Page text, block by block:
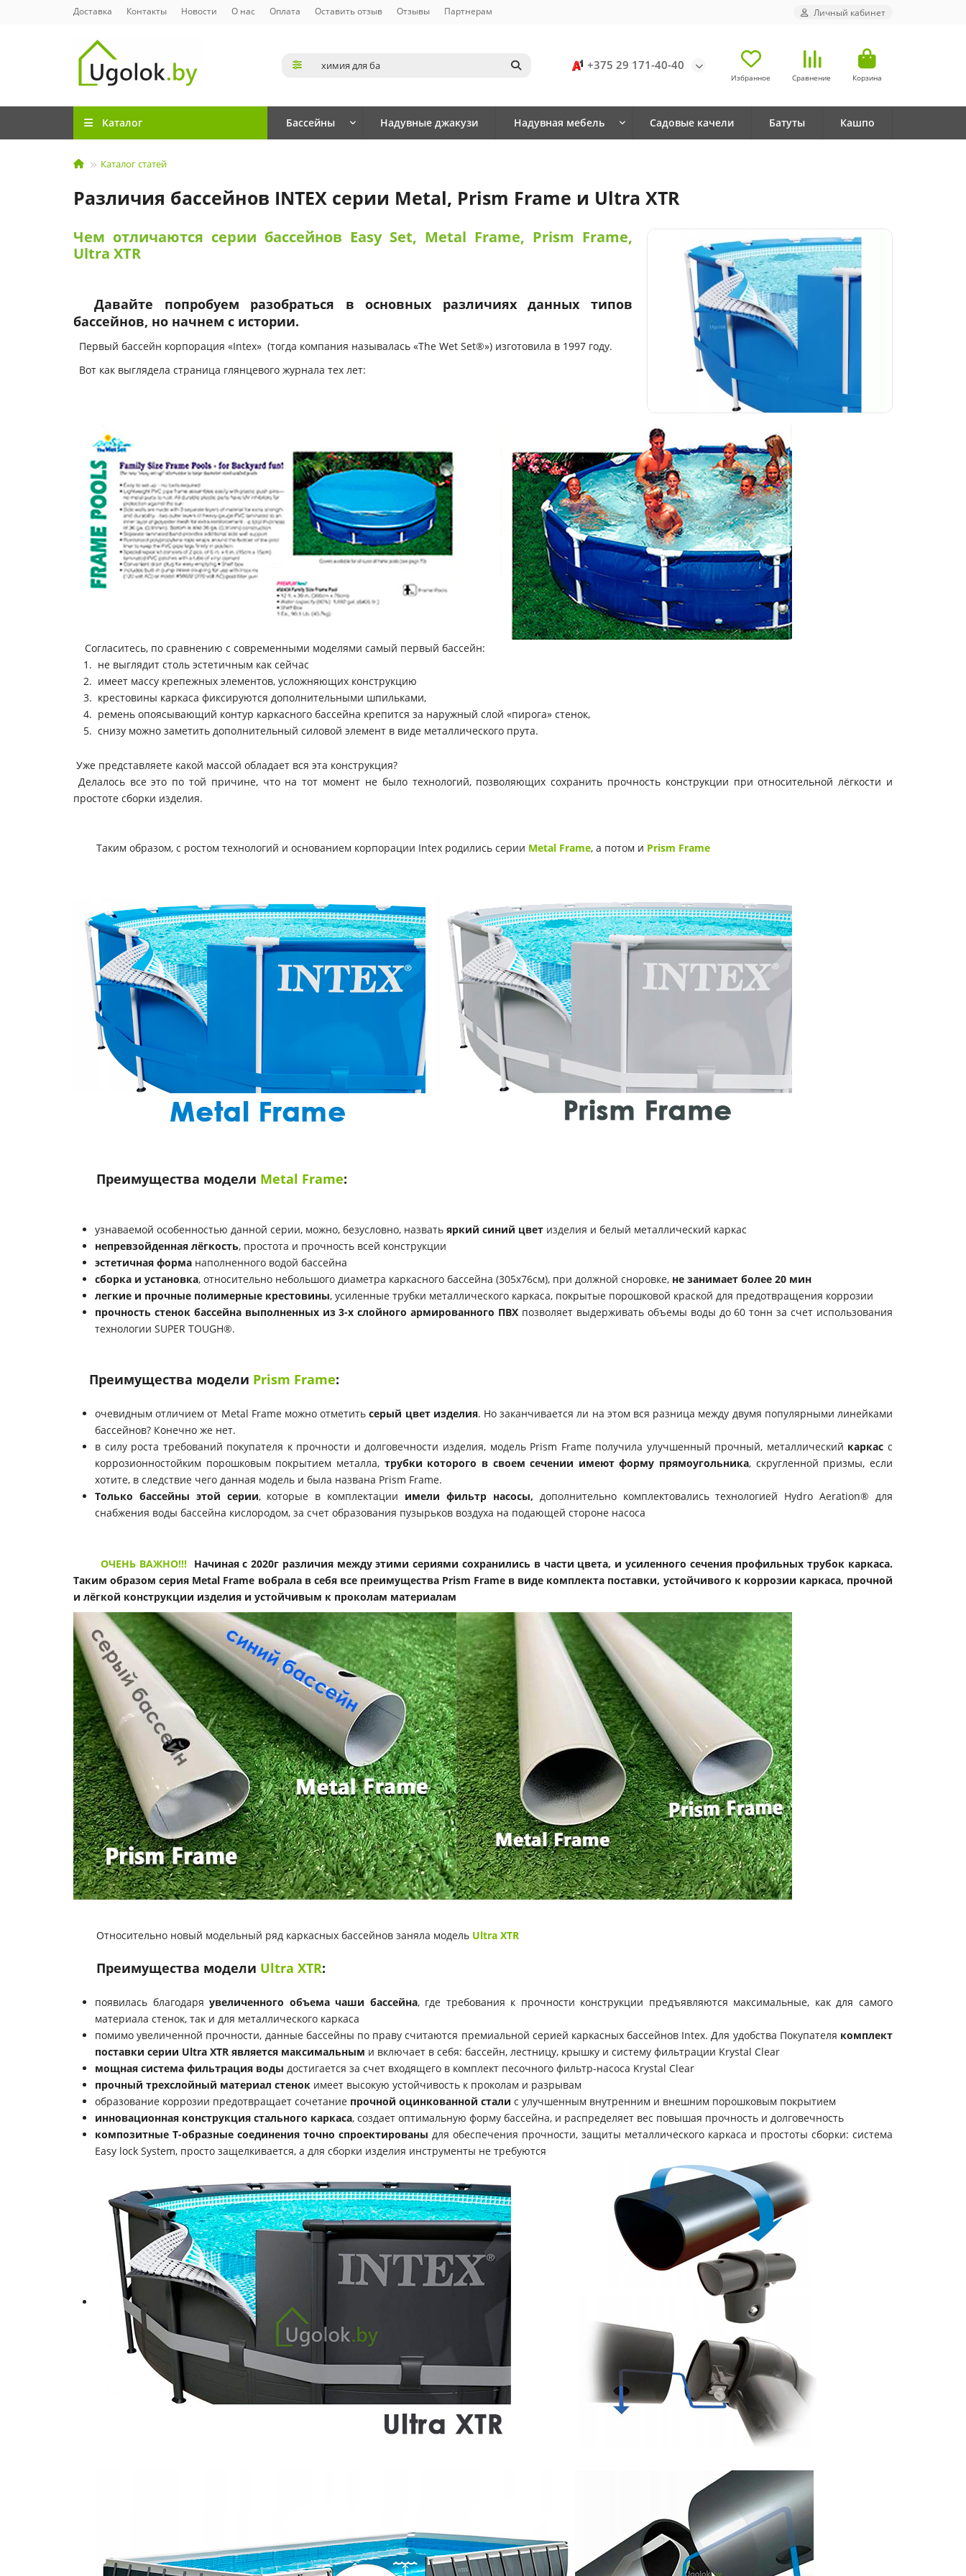
Доставка Контакты Новости О нас Оплата Оставить отзыв Отзывы Партнерам Личный кабинет
+375 29 171-40-40
Избранное Сравнение Корзина
Каталог Бассейны Надувные джакузи Надувная мебель Садовые качели Батуты Кашпо
Каталог статей
Различия бассейнов INTEX серии Metal, Prism Frame и Ultra XTR
Чем отличаются серии бассейнов Easy Set, Metal Frame, Prism Frame,
Ultra XTR
Давайте попробуем разобраться в основных различиях данных типов
бассейнов, но начнем с истории.
Первый бассейн корпорация «Intex» (тогда компания называлась «The Wet Set®») изготовила в 1997 году.
Вот как выглядела страница глянцевого журнала тех лет:
Согласитесь, по сравнению с современными моделями самый первый бассейн:
не выглядит столь эстетичным как сейчас
имеет массу крепежных элементов, усложняющих конструкцию
крестовины каркаса фиксируются дополнительными шпильками,
ремень опоясывающий контур каркасного бассейна крепится за наружный слой «пирога» стенок,
снизу можно заметить дополнительный силовой элемент в виде металлического прута.
Уже представляете какой массой обладает вся эта конструкция?
Делалось все это по той причине, что на тот момент не было технологий, позволяющих сохранить прочность конструкции при относительной лёгкости и
простоте сборки изделия.
Таким образом, с ростом технологий и основанием корпорации Intex родились серии Metal Frame, а потом и Prism Frame
Преимущества модели Metal Frame:
узнаваемой особенностью данной серии, можно, безусловно, назвать яркий синий цвет изделия и белый металлический каркас
непревзойденная лёгкость, простота и прочность всей конструкции
эстетичная форма наполненного водой бассейна
сборка и установка, относительно небольшого диаметра каркасного бассейна (305x76см), при должной сноровке, не занимает более 20 мин
легкие и прочные полимерные крестовины, усиленные трубки металлического каркаса, покрытые порошковой краской для предотвращения коррозии
прочность стенок бассейна выполненных из 3-х слойного армированного ПВХ позволяет выдерживать объемы воды до 60 тонн за счет использования
технологии SUPER TOUGH®.
Преимущества модели Prism Frame:
очевидным отличием от Metal Frame можно отметитьсерый цвет изделия. Но заканчивается ли на этом вся разница между двумя популярными линейками
бассейнов? Конечно же нет.
в силу роста требований покупателя к прочности и долговечности изделия, модель Prism Frame получила улучшенный прочный, металлический каркас с
коррозионностойким порошковым покрытием металла, трубки которого в своем сечении имеют форму прямоугольника, скругленной призмы, если
хотите, в следствие чего данная модель и была названа Prism Frame.
Только бассейны этой серии, которые в комплектации имели фильтр насосы, дополнительно комплектовались технологией Hydro Aeration® для
снабжения воды бассейна кислородом, за счет образования пузырьков воздуха на подающей стороне насоса
ОЧЕНЬ ВАЖНО!!! Начиная с 2020г различия между этими сериями сохранились в части цвета, и усиленного сечения профильных трубок каркаса.
Таким образом серия Metal Frame вобрала в себя все преимущества Prism Frame в виде комплекта поставки, устойчивого к коррозии каркаса, прочной
и лёгкой конструкции изделия и устойчивым к проколам материалам
Относительно новый модельный ряд каркасных бассейнов заняла модель Ultra XTR
Преимущества модели Ultra XTR:
появилась благодаряувеличенного объема чаши бассейна, где требования к прочности конструкции предъявляются максимальные, как для самого
материала стенок, так и для металлического каркаса
помимо увеличенной прочности, данные бассейны по праву считаются премиальной серией каркасных бассейнов Intex. Для удобства Покупателя комплект
поставки серии Ultra XTR является максимальным и включает в себя: бассейн, лестницу, крышку и систему фильтрации Krystal Clear
мощная система фильтрация воды достигается за счет входящего в комплект песочного фильтр-насоса Krystal Clear
прочный трехслойный материал стенок имеет высокую устойчивость к проколам и разрывам
образование коррозии предотвращает сочетание прочной оцинкованной стали с улучшенным внутренним и внешним порошковым покрытием
инновационная конструкция стального каркаса, создает оптимальную форму бассейна, и распределяет вес повышая прочность и долговечность
композитные Т-образные соединения точно спроектированы для обеспечения прочности, защиты металлического каркаса и простоты сборки: система
Easy lock System, просто защелкивается, а для сборки изделия инструменты не требуются